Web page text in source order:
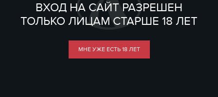
ВХОД НА САЙТ РАЗРЕШЕН
ТОЛЬКО ЛИЦАМ СТАРШЕ 18 ЛЕТ
МНЕ УЖЕ ЕСТЬ 18 ЛЕТ